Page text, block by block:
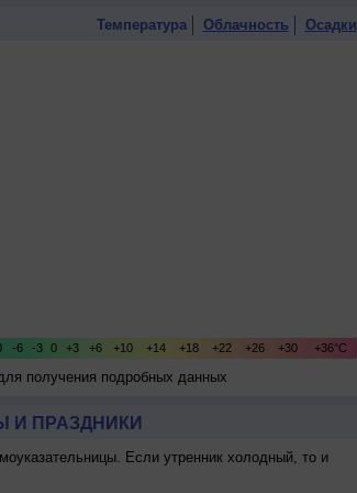
Температура Облачность Осадки
получения подробных данных
И ПРАЗДНИКИ
Если утренник холодный, то и